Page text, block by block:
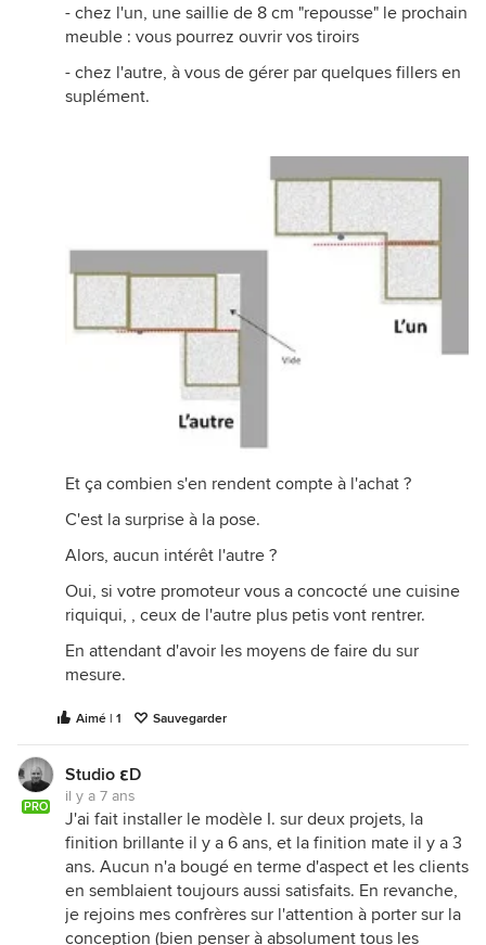
- chez l'un, une saillie de 8 cm "repousse" le prochain
meuble : vous pourrez ouvrir vos tiroirs
- chez l'autre, à vous de gérer par quelques fillers en
suplément.
Et ça combien s'en rendent compte à l'achat ?
C'est la surprise à la pose.
Alors, aucun intérêt l'autre ?
Oui, si votre promoteur vous a concocté une cuisine
riquiqui, , ceux de l'autre plus petis vont rentrer.
En attendant d'avoir les moyens de faire du sur
mesure.
Aimé | 1 Sauvegarder
PRO
Studio εD
il y a 7 ans
J'ai fait installer le modèle I. sur deux projets, la
finition brillante il y a 6 ans, et la finition mate il y a 3
ans. Aucun n'a bougé en terme d'aspect et les clients
en semblaient toujours aussi satisfaits. En revanche,
je rejoins mes confrères sur l'attention à porter sur la
conception (bien penser à absolument tous les